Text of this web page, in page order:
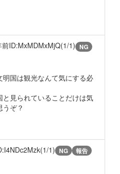
前ID:MxMDMxMjQ(1/1) NG
明国は観光なんて気にする必
見られていることだけは気
ぞ？
1) NG 報告